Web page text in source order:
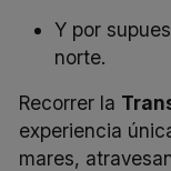
Y por
norte.
Recorrer la
experiencia
mares,